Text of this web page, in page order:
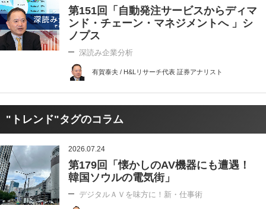
第151回「自動発注サービスからディマ
ンド・チェーン・マネジメントへ 」シ
ノプス
深読み企業分析
有賀泰夫 / H&Lリサーチ代表 証券アナリスト
"トレンド"タグのコラム
2026.07.24
第179回「懐かしのAV機器にも遭遇！
韓国ソウルの電気街」
デジタルＡＶを味方に！新・仕事術